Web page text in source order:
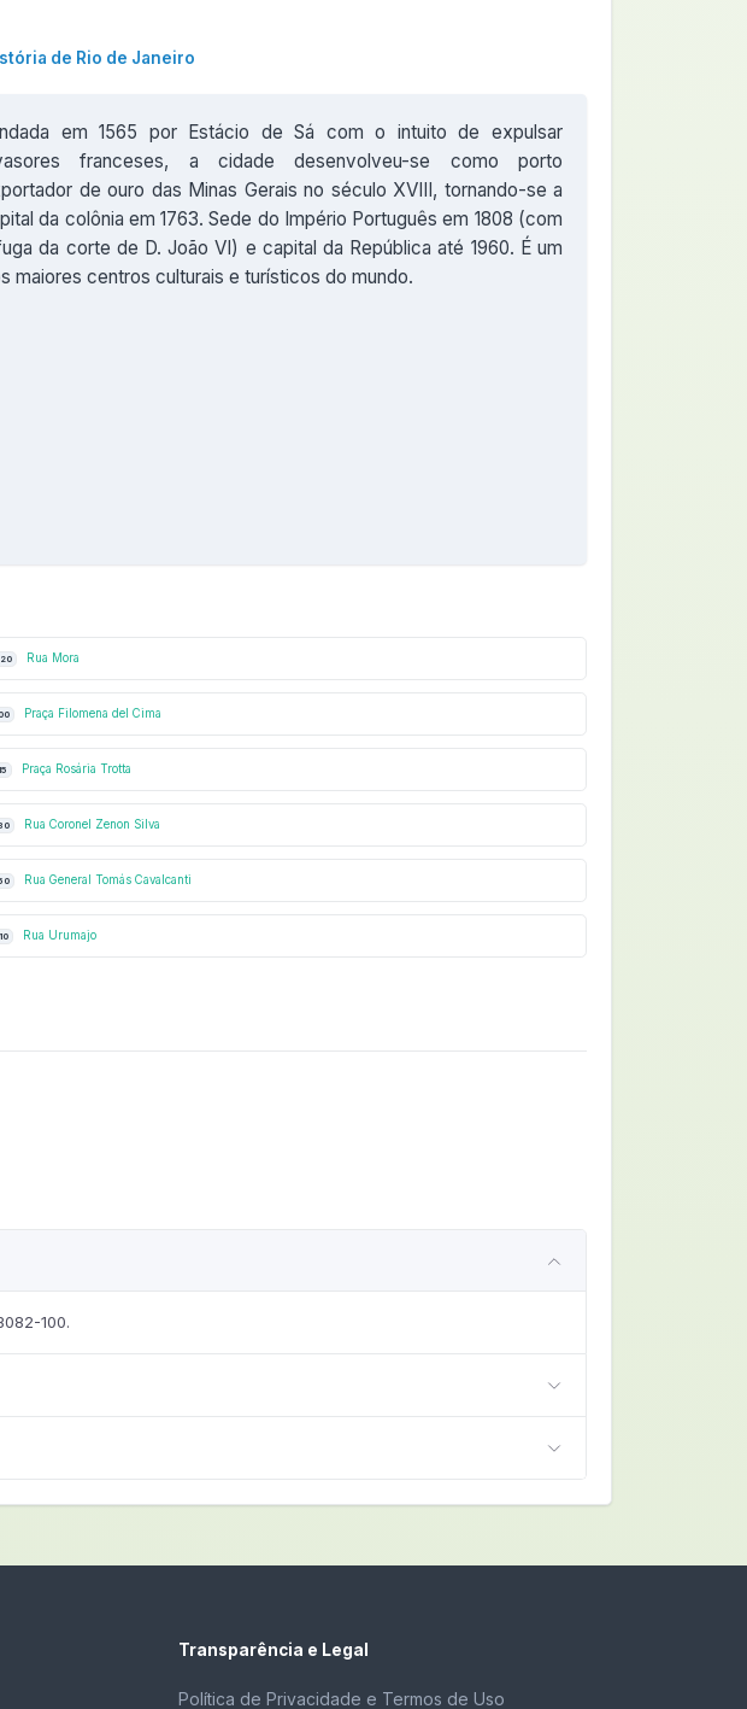
de Rio de Janeiro
em 1565 por Estácio de Sá com o intuito de expulsar
franceses, a cidade desenvolveu-se como porto
de ouro das Minas Gerais no século XVIII, tornando-se a
da colônia em 1763. Sede do Império Português em 1808 (com
da corte de D. João VI) e capital da República até 1960. É um
maiores centros culturais e turísticos do mundo.
Rua Mora
Praça Filomena del Cima
Praça Rosária Trotta
Rua Coronel Zenon Silva
Rua General Tomás Cavalcanti
Rua Urumajo
100.
Transparência e Legal
Política de Privacidade e Termos de Uso